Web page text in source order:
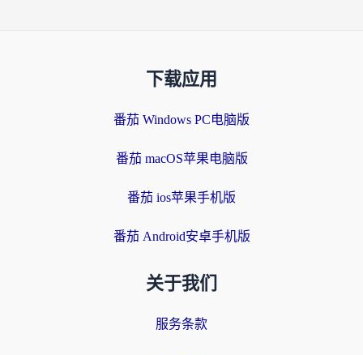
下载应用
番茄 Windows PC电脑版
番茄 macOS苹果电脑版
番茄 ios苹果手机版
番茄 Android安卓手机版
关于我们
服务条款